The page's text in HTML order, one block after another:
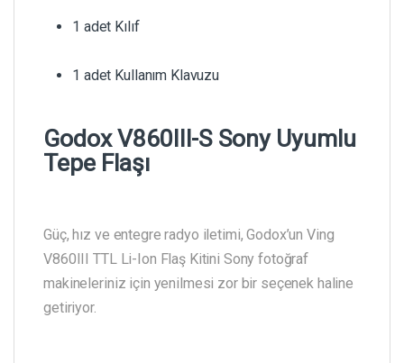
1 adet Kılıf
1 adet Kullanım Klavuzu
Godox V860III-S Sony Uyumlu
Tepe Flaşı
Güç, hız ve entegre radyo iletimi, Godox’un Ving
V860III TTL Li-Ion Flaş Kitini Sony fotoğraf
makineleriniz için yenilmesi zor bir seçenek haline
getiriyor.